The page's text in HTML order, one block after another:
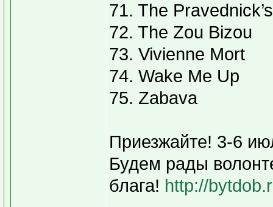
71. The
72. The Zou Bizou
73. Vivienne Mort
74. Wake Me Up
75. Zabava
Приезжайте! 3-6
Будем рады
блага! http://